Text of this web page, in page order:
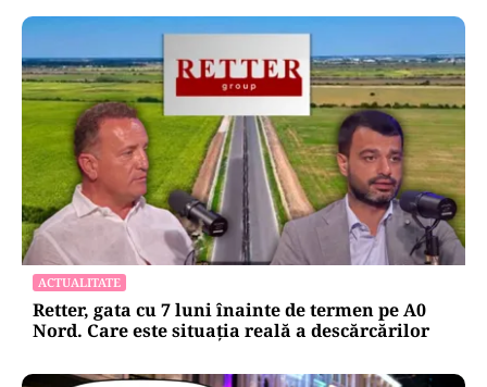
ACTUALITATE
Retter, gata cu 7 luni înainte de termen pe A0
Nord. Care este situația reală a descărcărilor